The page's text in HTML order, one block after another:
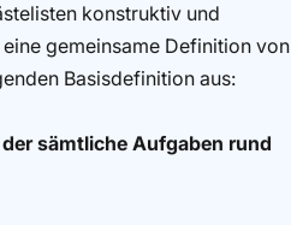
konstruktiv und
gemeinsame Definition von
Basisdefinition aus:
sämtliche Aufgaben rund